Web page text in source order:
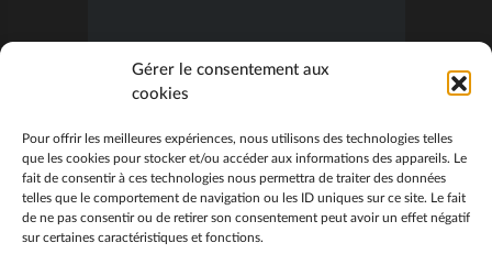
Gérer le consentement aux
cookies
Pour offrir les meilleures expériences, nous utilisons des technologies telles
que les cookies pour stocker et/ou accéder aux informations des appareils. Le
fait de consentir à ces technologies nous permettra de traiter des données
telles que le comportement de navigation ou les ID uniques sur ce site. Le fait
de ne pas consentir ou de retirer son consentement peut avoir un effet négatif
sur certaines caractéristiques et fonctions.
S’abonner
0COMMENTAIRES